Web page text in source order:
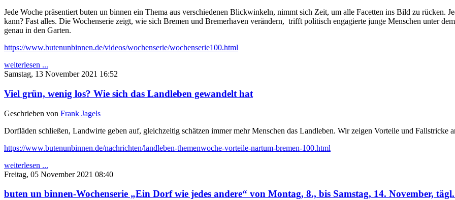
Jede Woche präsentiert buten un binnen ein Thema aus verschiedenen Blickwinkeln, nimmt sich Zeit, um alle Facetten ins Bild zu rücken.
kann? Fast alles. Die Wochenserie zeigt, wie sich Bremen und Bremerhaven verändern, trifft politisch engagierte junge Menschen unter
genau in den Garten.
https://www.butenunbinnen.de/videos/wochenserie/wochenserie100.html
weiterlesen ...
Samstag, 13 November 2021 16:52
Viel grün, wenig los? Wie sich das Landleben gewandelt hat
Geschrieben von Frank Jagels
Dorfläden schließen, Landwirte geben auf, gleichzeitig schätzen immer mehr Menschen das Landleben. Wir zeigen Vorteile und Fallstricke
https://www.butenunbinnen.de/nachrichten/landleben-themenwoche-vorteile-nartum-bremen-100.html
weiterlesen ...
Freitag, 05 November 2021 08:40
buten un binnen-Wochenserie „Ein Dorf wie jedes andere“ von Montag, 8., bis Samstag, 14. November,